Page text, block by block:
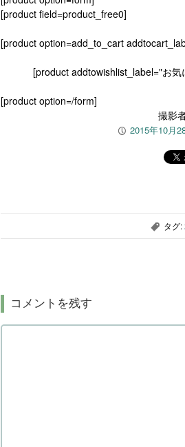
[product field=product_free0]
[product option=add_to_cart
[product addtowishlist_label="お
[product option=/form]
撮影
P 2015年10月
, タグ:
コメントを残す